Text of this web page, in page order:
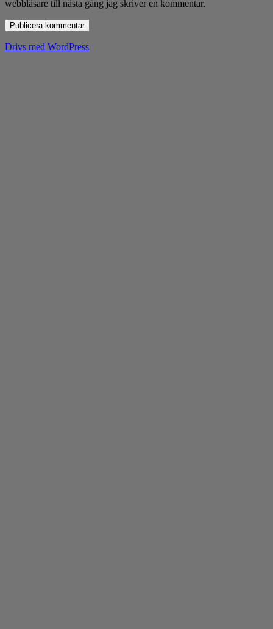
webbläsare till nästa gång jag skriver en kommentar.
Drivs med WordPress